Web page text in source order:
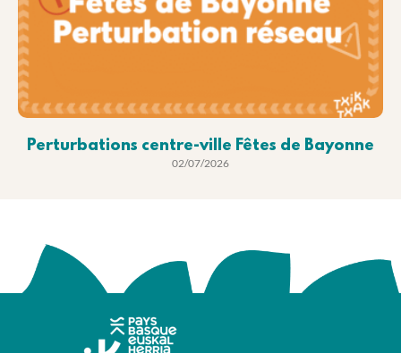
Perturbations centre-ville Fêtes de Bayonne
02/07/2026